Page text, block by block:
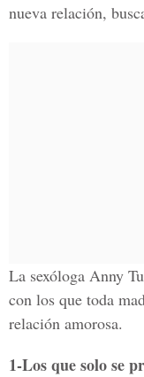
nueva relación,
La sexóloga Anny
con los que toda
relación amorosa.
1-Los que solo se